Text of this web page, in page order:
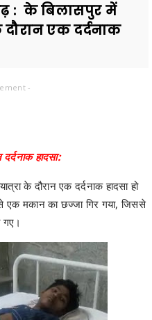
: के बिलासपुर में
दौरान एक दर्दनाक
-
दर्दनाक हादसा:
के दौरान एक दर्दनाक हादसा हो
मकान का छज्जा गिर गया, जिससे
गए।